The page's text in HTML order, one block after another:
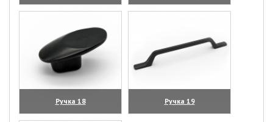
(увеличить)
(увеличить)
Ручка 18
(увеличить)
Ручка 19
(увеличить)